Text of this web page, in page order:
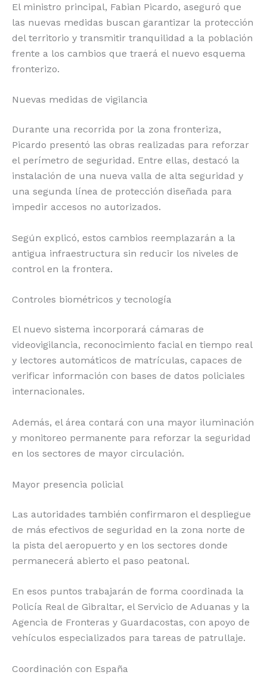
El ministro principal, Fabian Picardo, aseguró que
las nuevas medidas buscan garantizar la protección
del territorio y transmitir tranquilidad a la población
frente a los cambios que traerá el nuevo esquema
fronterizo.
Nuevas medidas de vigilancia
Durante una recorrida por la zona fronteriza,
Picardo presentó las obras realizadas para reforzar
el perímetro de seguridad. Entre ellas, destacó la
instalación de una nueva valla de alta seguridad y
una segunda línea de protección diseñada para
impedir accesos no autorizados.
Según explicó, estos cambios reemplazarán a la
antigua infraestructura sin reducir los niveles de
control en la frontera.
Controles biométricos y tecnología
El nuevo sistema incorporará cámaras de
videovigilancia, reconocimiento facial en tiempo real
y lectores automáticos de matrículas, capaces de
verificar información con bases de datos policiales
internacionales.
Además, el área contará con una mayor iluminación
y monitoreo permanente para reforzar la seguridad
en los sectores de mayor circulación.
Mayor presencia policial
Las autoridades también confirmaron el despliegue
de más efectivos de seguridad en la zona norte de
la pista del aeropuerto y en los sectores donde
permanecerá abierto el paso peatonal.
En esos puntos trabajarán de forma coordinada la
Policía Real de Gibraltar, el Servicio de Aduanas y la
Agencia de Fronteras y Guardacostas, con apoyo de
vehículos especializados para tareas de patrullaje.
Coordinación con España